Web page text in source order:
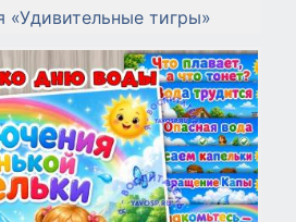
«Удивительные тигры»